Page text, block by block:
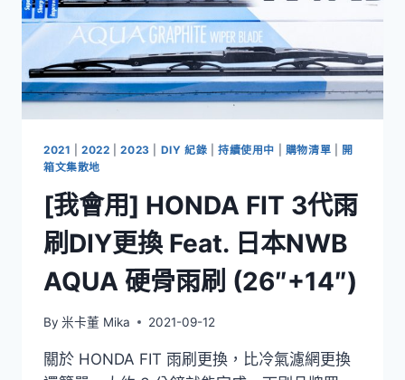
長
線
USB-
C
PD,
電
2021 |2022 |2023 DIY 紀錄 持續使用中 購物清單
開
箱文集散地
[我會用] HONDA FIT 3代雨
刷DIY更換 Feat. 日本NWB
AQUA 硬骨雨刷 (26″+14″)
By 米卡董 Mika 2021-09-12
關於 HONDA FIT 雨刷更換，比冷氣濾網更換